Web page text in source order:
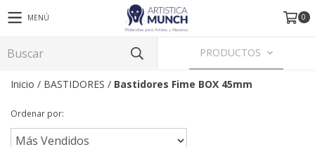
MENÚ 0
PRODUCTOS
Inicio / BASTIDORES / Bastidores Fime BOX 45mm
Ordenar por: